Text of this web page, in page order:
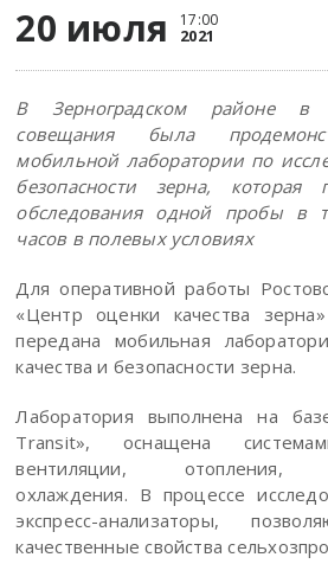
20 июля 17:00
2021
В Зерноградском районе в
совещания была
мобильной лаборатории по
безопасности зерна, которая
обследования одной пробы в
часов в полевых условиях
Для оперативной работы
«Центр оценки качества
передана мобильная
качества и безопасности зерна.
Лаборатория выполнена на
Transit», оснащена
вентиляции, отопления,
охлаждения. В процессе
экспресс-анализаторы,
качественные свойства